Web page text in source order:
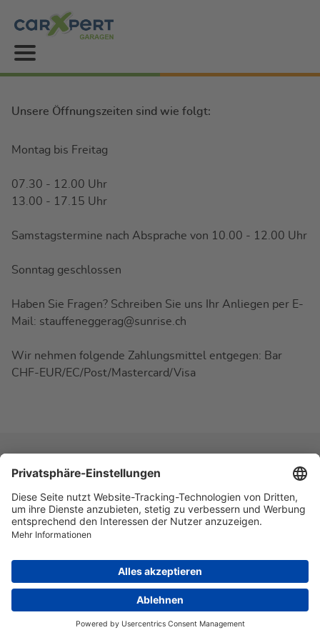
Unsere Öffnungszeiten sind wie folgt:
Montag bis Freitag
07.30 - 12.00 Uhr
13.00 - 17.15 Uhr
Samstagstermine nach Absprache von 10.00 - 12.00 Uhr
Sonntag geschlossen
Haben Sie Fragen? Schreiben Sie uns Ihr Anliegen per E-
Mail: stauffeneggerag@sunrise.ch
Wir nehmen folgende Zahlungsmittel entgegen: Bar
CHF-EUR/EC/Post/Mastercard/Visa
Copyright © 2026 Carxpert Automotive
Impressum Disclaimer Datenschutz